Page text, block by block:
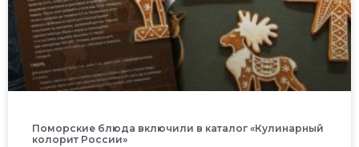
Поморские блюда включили в каталог «Кулинарный
колорит России»